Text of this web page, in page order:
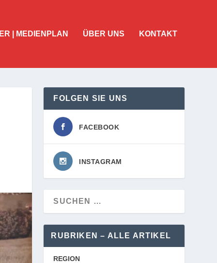
| MEDIENPLAN ÜBER UNS KONTAKT
FOLGEN SIE UNS
FACEBOOK
INSTAGRAM
RUBRIKEN – ALLE ARTIKEL
REGION